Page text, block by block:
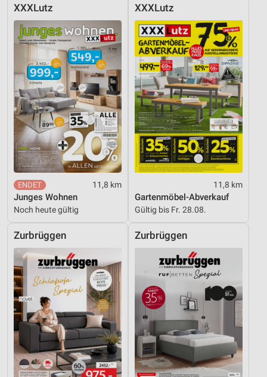
XXXLutz
11,8 km
Junges Wohnen
Noch heute gültig
XXXLutz
11,8 km
Gartenmöbel-Abverkauf
Gültig bis Fr. 28.08.
Zurbrüggen Zurbrüggen